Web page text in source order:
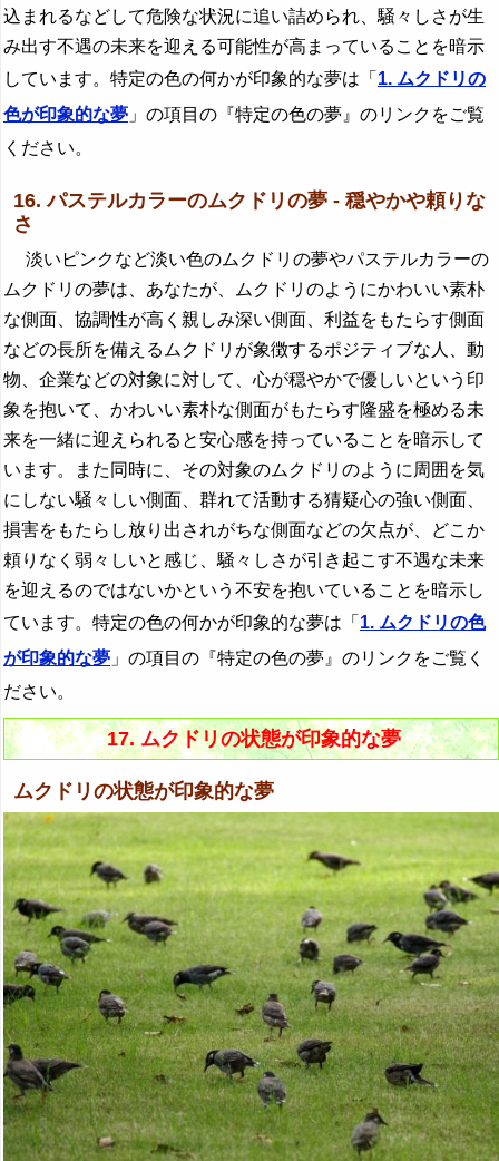
込まれるなどして危険な状況に追い詰められ、騒々しさが生
み出す不遇の未来を迎える可能性が高まっていることを暗示
しています。特定の色の何かが印象的な夢は「 1. ムクドリの
色が印象的な夢 」の項目の『特定の色の夢』のリンクをご覧
ください。
16. パステルカラーのムクドリの夢 - 穏やかや頼りな
さ
淡いピンクなど淡い色のムクドリの夢やパステルカラーの
ムクドリの夢は、あなたが、ムクドリのようにかわいい素朴
な側面、協調性が高く親しみ深い側面、利益をもたらす側面
などの長所を備えるムクドリが象徴するポジティブな人、動
物、企業などの対象に対して、心が穏やかで優しいという印
象を抱いて、かわいい素朴な側面がもたらす隆盛を極める未
来を一緒に迎えられると安心感を持っていることを暗示して
います。また同時に、その対象のムクドリのように周囲を気
にしない騒々しい側面、群れて活動する猜疑心の強い側面、
損害をもたらし放り出されがちな側面などの欠点が、どこか
頼りなく弱々しいと感じ、騒々しさが引き起こす不遇な未来
を迎えるのではないかという不安を抱いていることを暗示し
ています。特定の色の何かが印象的な夢は「 1. ムクドリの色
が印象的な夢 」の項目の『特定の色の夢』のリンクをご覧く
ださい。
17. ムクドリの状態が印象的な夢
ムクドリの状態が印象的な夢